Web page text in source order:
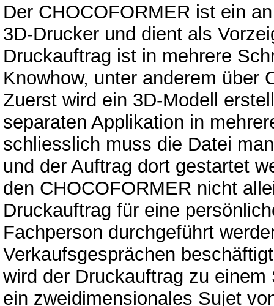
Der CHOCOFORMER ist ein
3D-Drucker und dient als
Druckauftrag ist in mehrere
Knowhow, unter anderem über
Zuerst wird ein 3D-Modell
separaten Applikation in
schliesslich muss die Datei
und der Auftrag dort gestartet
den CHOCOFORMER nicht
Druckauftrag für eine
Fachperson durchgeführt
Verkaufsgesprächen
wird der Druckauftrag zu
ein zweidimensionales Sujet